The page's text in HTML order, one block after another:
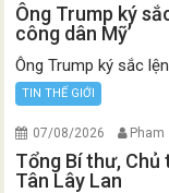
Ông Trump ký
công dân Mỹ’
Ông Trump ký sắc
TIN THẾ GIỚI
07/08/2026 Pham
Tổng Bí thư,
Tân Lây Lan